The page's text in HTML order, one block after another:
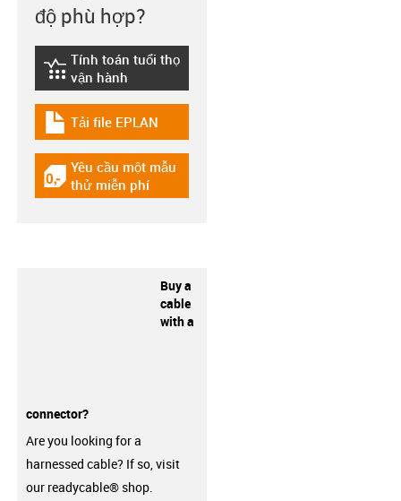
độ phù hợp?
igus-icon-lebensdauerrechner
Tính toán tuổi thọ
vận hành
igus-icon-download-plan
Tải file EPLAN
igus-icon-gratismuster
Yêu cầu một mẫu
thử miễn phí
Buy a
cable
with a
connector?
Are you looking for a
harnessed cable? If so, visit
our readycable® shop.